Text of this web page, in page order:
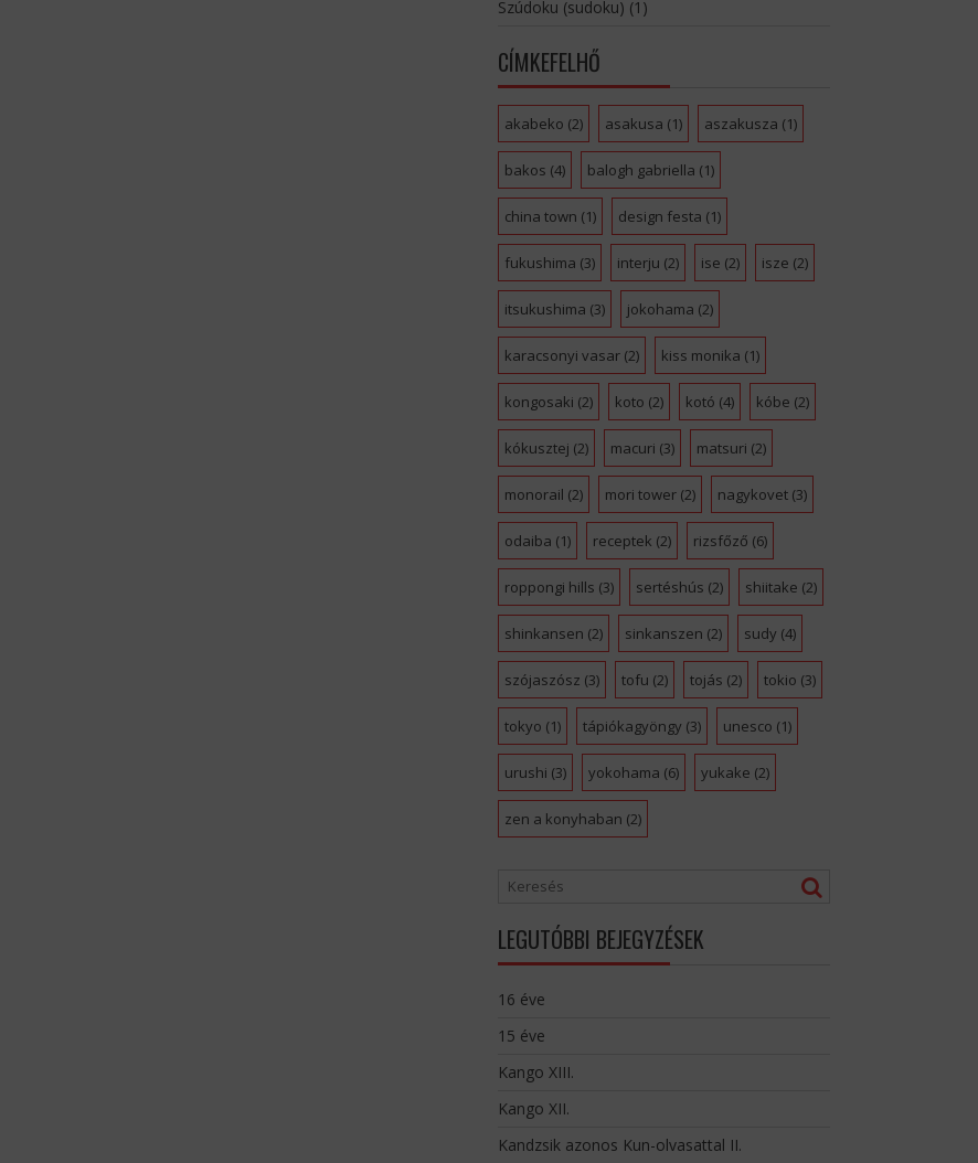
Szúdoku (sudoku) (1)
CÍMKEFELHŐ
akabeko (2) asakusa (1) aszakusza (1)
bakos (4) balogh gabriella (1)
china town (1) design festa (1)
fukushima (3) interju (2) ise (2) isze (2)
itsukushima (3) jokohama (2)
karacsonyi vasar(2) kiss monika (1)
kongosaki (2) koto (2) kotó (4) kóbe (2)
kókusztej (2) macuri (3) matsuri (2)
monorail (2) mori tower(2) nagykovet(3)
odaiba (1) receptek (2) rizsfőző (6)
roppongi hills (3) sertéshús (2) shiitake (2)
shinkansen (2) sinkanszen (2) sudy (4)
szójaszósz (3) tofu (2) tojás (2) tokio (3)
tokyo (1) tápiókagyöngy (3) unesco (1)
urushi (3) yokohama (6) yukake (2)
zen a konyhaban (2)
LEGUTÓBBI BEJEGYZÉSEK
16 éve
15 éve
Kango XIII.
Kango XII.
Kandzsik azonos Kun-olvasattal II.